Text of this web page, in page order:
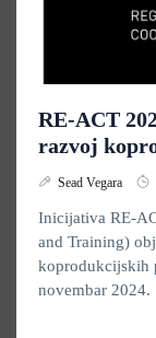
RE-ACT
razvoj
Sead Vegara
Inicijativa RE-
and Training)
koprodukcijskih
novembar 2024.